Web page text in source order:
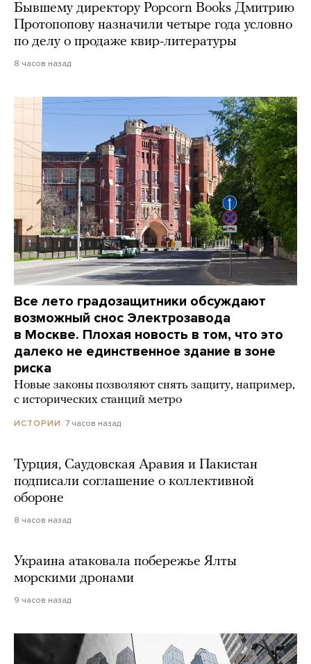
Бывшему директору Popcorn Books Дмитрию
Протопопову назначили четыре года условно
по делу о продаже квир-литературы
8 часов назад
Все лето градозащитники обсуждают
возможный снос Электрозавода
в Москве. Плохая новость в том, что это
далеко не единственное здание в зоне
риска
Новые законы позволяют снять защиту, например,
с исторических станций метро
ИСТОРИИ 7 часов назад
Турция, Саудовская Аравия и Пакистан
подписали соглашение о коллективной
обороне
8 часов назад
Украина атаковала побережье Ялты
морскими дронами
9 часов назад